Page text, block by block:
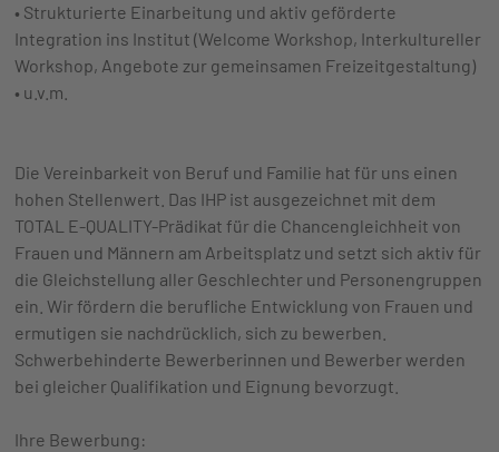
• Strukturierte Einarbeitung und aktiv geförderte
Integration ins Institut (Welcome Workshop, Interkultureller
Workshop, Angebote zur gemeinsamen Freizeitgestaltung)
• u.v.m.
Die Vereinbarkeit von Beruf und Familie hat für uns einen
hohen Stellenwert. Das IHP ist ausgezeichnet mit dem
TOTAL E-QUALITY-Prädikat für die Chancengleichheit von
Frauen und Männern am Arbeitsplatz und setzt sich aktiv für
die Gleichstellung aller Geschlechter und Personengruppen
ein. Wir fördern die berufliche Entwicklung von Frauen und
ermutigen sie nachdrücklich, sich zu bewerben.
Schwerbehinderte Bewerberinnen und Bewerber werden
bei gleicher Qualifikation und Eignung bevorzugt.
Ihre Bewerbung: